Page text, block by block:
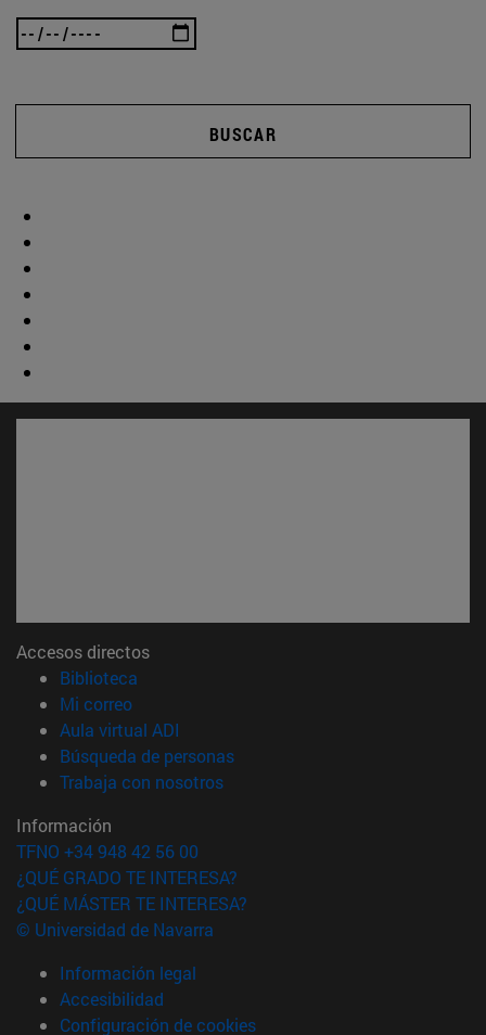
BUSCAR
Accesos directos
Biblioteca
Mi correo(abre en nueva ventana)
Aula virtual ADI
Búsqueda de personas(abre en nueva ventana)
Trabaja con nosotros(abre en nueva ventana)
Información
TFNO +34 948 42 56 00
¿QUÉ GRADO TE INTERESA?
¿QUÉ MÁSTER TE INTERESA?
© Universidad de Navarra
Información legal
Accesibilidad
Configuración de cookies